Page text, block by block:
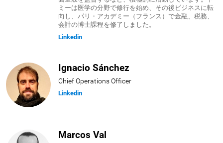
ミーは医学の分野で修行を始め、その後ビジネスに転
向し、パリ・アカデミー（フランス）で金融、税務、
会計の博士課程を修了しました。
Linkedin
Ignacio Sánchez
Chief Operations Officer
Linkedin
Marcos Val